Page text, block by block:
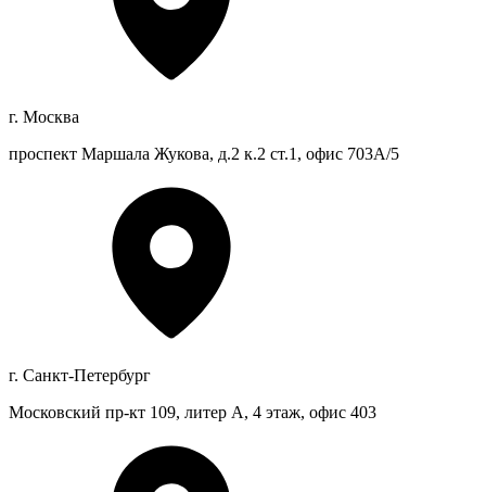
г. Москва
проспект Маршала Жукова, д.2 к.2 ст.1, офис 703А/5
г. Санкт-Петербург
Московский пр-кт 109, литер А, 4 этаж, офис 403